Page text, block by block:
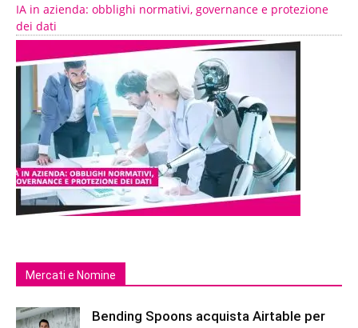
IA in azienda: obblighi normativi, governance e protezione
dei dati
Mercati e Nomine
Bending Spoons acquista Airtable per